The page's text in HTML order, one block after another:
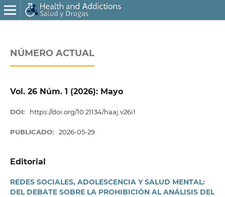
NÚMERO ACTUAL
Vol. 26 Núm. 1 (2026): Mayo
DOI: https://doi.org/10.21134/haaj.v26i1
PUBLICADO: 2026-05-29
Editorial
REDES SOCIALES, ADOLESCENCIA Y SALUD MENTAL:
DEL DEBATE SOBRE LA PROHIBICIÓN AL ANÁLISIS DEL